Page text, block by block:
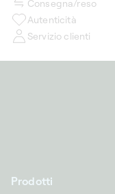
Consegna/reso
Autenticità
Servizio clienti
Prodotti